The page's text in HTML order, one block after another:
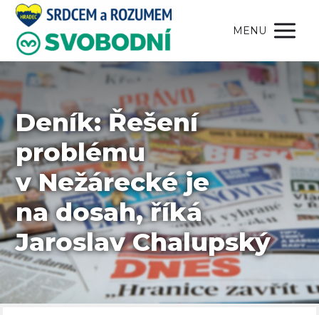
MENU
Deník: Řešení
problému
v Nežárecké je
na dosah, říká
Jaroslav Chalupský